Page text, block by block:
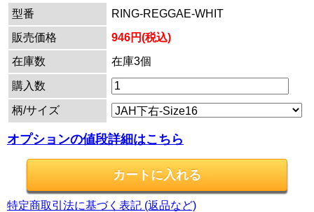
型番
RING-REGGAE-WHIT
販売価格
946円(税込)
在庫数
在庫3個
購入数
柄/サイズ
オプションの値段詳細はこちら
特定商取引法に基づく表記 (返品など)